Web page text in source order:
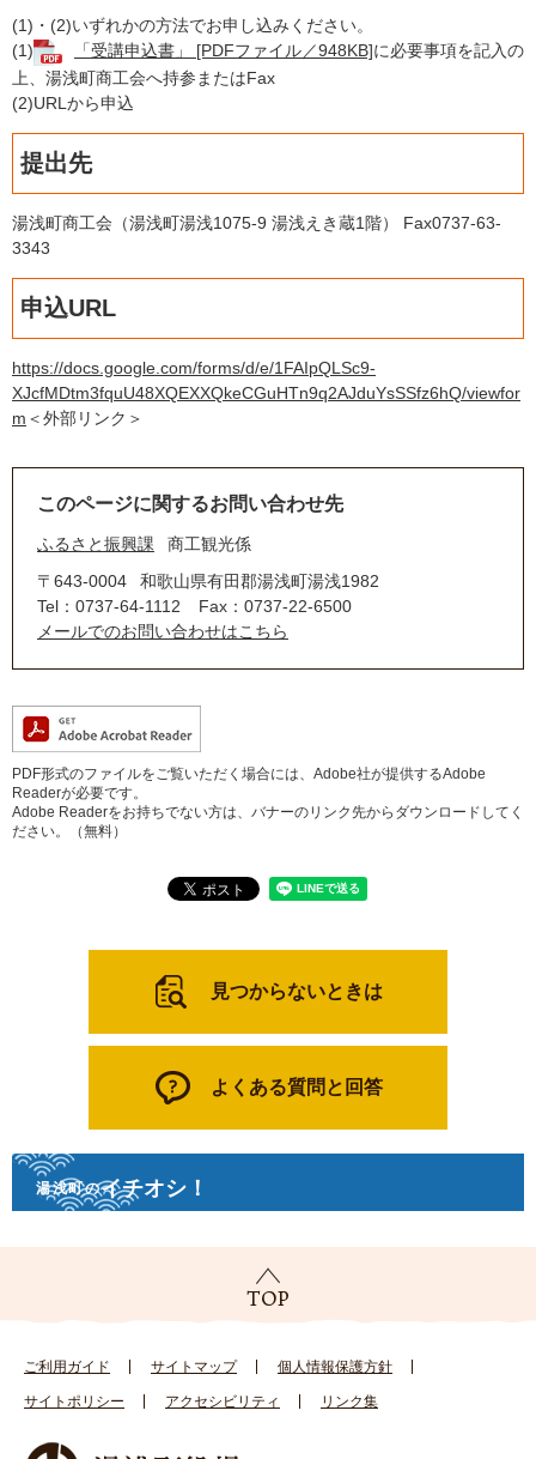
(1)・(2)いずれかの方法でお申し込みください。
(1)
「受講申込書」 [PDFファイル／948KB]に必要事項を記入の
上、湯浅町商工会へ持参またはFax
(2)URLから申込
提出先
湯浅町商工会（湯浅町湯浅1075-9 湯浅えき蔵1階） Fax0737-63-
3343
申込URL
https://docs.google.com/forms/d/e/1FAIpQLSc9-
XJcfMDtm3fquU48XQEXXQkeCGuHTn9q2AJduYsSSfz6hQ/viewfor
m ＜外部リンク＞
このページに関するお問い合わせ先
ふるさと振興課
商工観光係
〒643-0004
和歌山県有田郡湯浅町湯浅1982
Tel：0737-64-1112
Fax：0737-22-6500
メールでのお問い合わせはこちら
PDF形式のファイルをご覧いただく場合には、Adobe社が提供するAdobe
Readerが必要です。
Adobe Readerをお持ちでない方は、バナーのリンク先からダウンロードしてく
ださい。（無料）
見つからないときは
よくある質問と回答
湯浅町のイチオシ！
ご利用ガイド サイトマップ 個人情報保護方針
サイトポリシー アクセシビリティ リンク集